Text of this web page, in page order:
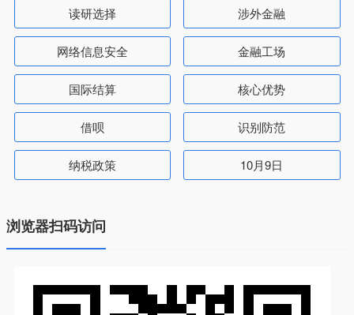
读研选择 涉外金融
网络信息安全 金融工场
国际结算 核心优势
借呗 识别防范
纳税政策 10月9日
浏览器扫码访问